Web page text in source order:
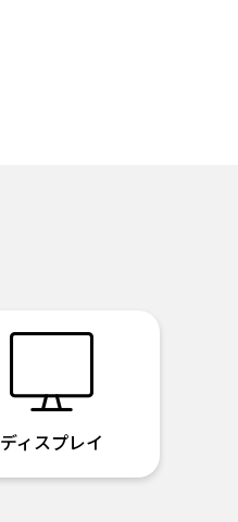
ディスプレイ